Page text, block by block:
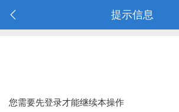
提示信息
您需要先登录才能继续本操作